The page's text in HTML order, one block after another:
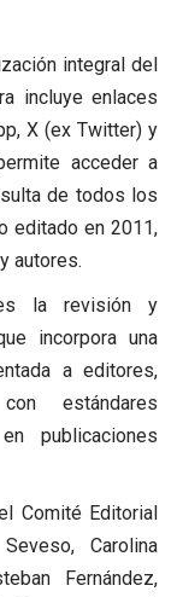
integral del
incluye enlaces
X (ex Twitter) y
acceder a
de todos los
editado en 2011,
autores.
la revisión y
incorpora una
a editores,
estándares
publicaciones
Comité Editorial
Carolina
Fernández,